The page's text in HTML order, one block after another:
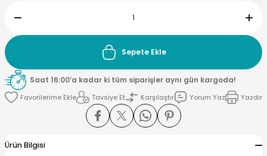
Sepete Ekle
Saat 16:00’a kadar ki tüm siparişler aynı gün kargoda!
Tavsiye Et
Karşılaştır Yorum Yaz Yazdır
Ürün Bilgisi